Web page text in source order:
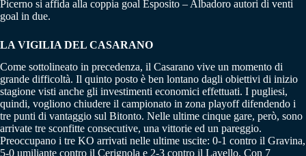
Picerno si affida alla coppia goal Esposito – Albadoro autori di venti
goal in due.
LA VIGILIA DEL CASARANO
Come sottolineato in precedenza, il Casarano vive un momento di
grande difficoltà. Il quinto posto è ben lontano dagli obiettivi di inizio
stagione visti anche gli investimenti economici effettuati. I pugliesi,
quindi, vogliono chiudere il campionato in zona playoff difendendo i
tre punti di vantaggio sul Bitonto. Nelle ultime cinque gare, però, sono
arrivate tre sconfitte consecutive, una vittorie ed un pareggio.
Preoccupano i tre KO arrivati nelle ultime uscite: 0-1 contro il Gravina,
5-0 umiliante contro il Cerignola e 2-3 contro il Lavello. Con 7